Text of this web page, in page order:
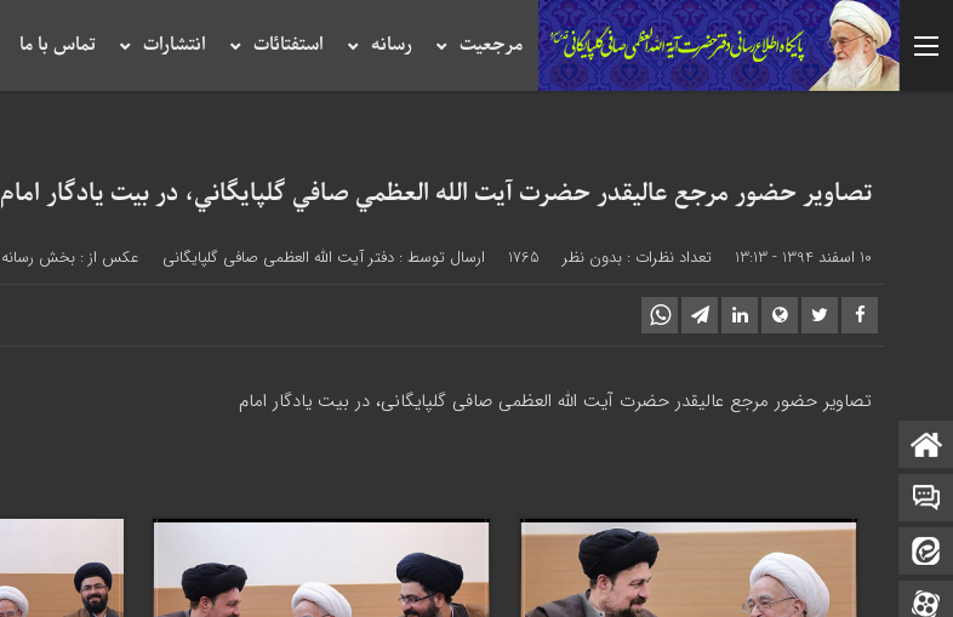
مرجعیت رسانه استفتائات انتشارات تماس با ما
تصاویر حضور مرجع عاليقدر حضرت آيت الله العظمي صافي گلپايگاني، در بيت يادگار امام
10 اسفند 1394 - 13:13 تعداد نظرات : بدون نظر ارسال توسط : دفتر آیت الله العظمی صافی گلپایگانی عکس از : بخش رسانه
تصاویر حضور مرجع عاليقدر حضرت آيت الله العظمي صافي گلپايگاني، در بيت يادگار امام